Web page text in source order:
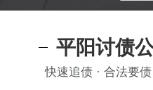
平阳讨债
快速追债 · 合法要